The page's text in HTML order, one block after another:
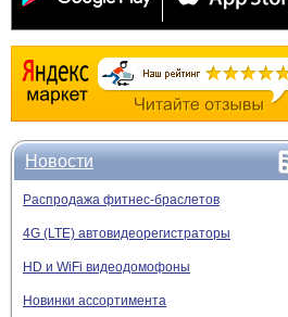
Новости
Распродажа фитнес-браслетов
4G (LTE) автовидеорегистраторы
HD и WiFi видеодомофоны
Новинки ассортимента